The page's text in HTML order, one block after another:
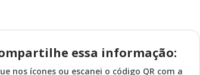
essa informação:
nos ícones ou escanei o código QR com a